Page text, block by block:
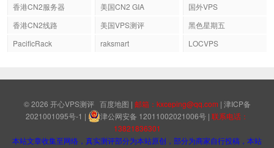
香港CN2服务器
美国CN2 GIA
国外VPS
香港CN2线路
美国VPS测评
黑色星期五
PacificRack
raksmart LOCVPS
© 2026 开心VPS测评 百度地图 | 邮箱：kxceping@qq.com | 津ICP备
2021001095号-1 | 津公网安备 12011002021006号 | 联系电话：
13821836301
本站文章收集至网络，真实测评部分为本站原创，部分为商家自行投稿，本站